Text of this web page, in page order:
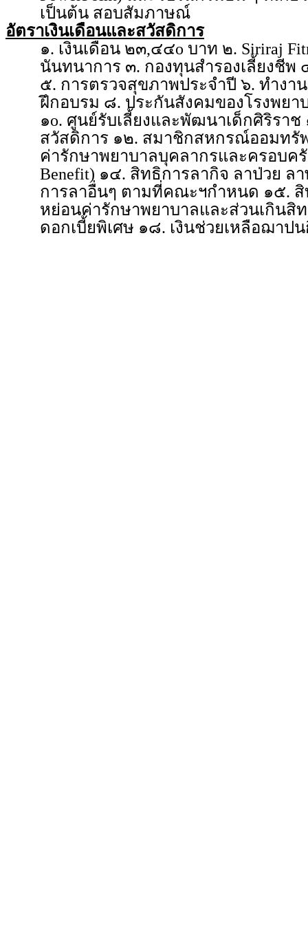
เป็นต้น สอบสัมภาษณ์
อัตราเงินเดือนและสวัสดิการ
๑. เงินเดือน ๒๓,๔๔o บาท ๒. Siriraj
นันทนาการ ๓. กองทุนสำรองเลี้ยงชี
๕. การตรวจสุขภาพประจำปี ๖. ทำง
ฝึกอบรม ๘. ประกันสังคมของโรงพย
๑o. ศูนย์รับเลี้ยงและพัฒนาเด็กศิริรา
สวัสดิการ ๑๒. สมาชิกสหกรณ์ออมทรั
ค่ารักษาพยาบาลบุคลากรและครอบค
Benefit) ๑๔. สิทธิการลากิจ ลาป่วย ล
การลาอื่นๆ ตามที่คณะฯกำหนด ๑๕.
หย่อนค่ารักษาพยาบาลและส่วนเกินสิ
ดอกเบี้ยพิเศษ ๑๘. เงินช่วยเหลือฌาป